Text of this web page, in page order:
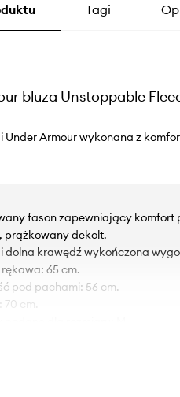
Tagi
bluza Unstoppable
Under Armour wykonana z
fason zapewniający komfort
prążkowany dekolt.
dolna krawędź wykończona
rękawa: 65 cm.
pod pachami: 56 cm.
70 cm.